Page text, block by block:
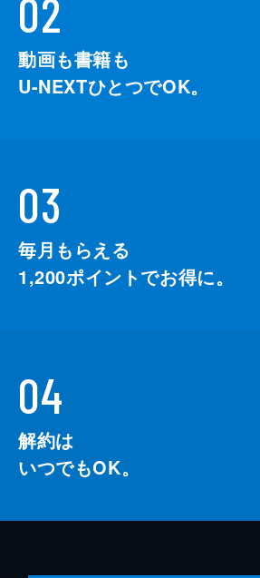
02
動画も書籍も
U-NEXTひとつでOK。
03
毎月もらえる
1,200ポイントでお得に。
04
解約は
いつでもOK。